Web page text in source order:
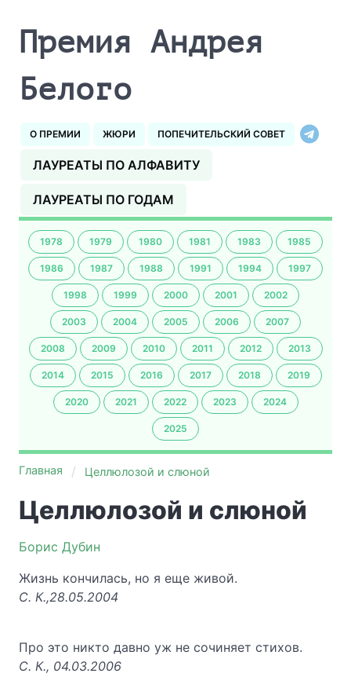
Премия Андрея
Белого
О ПРЕМИИ ЖЮРИ ПОПЕЧИТЕЛЬСКИЙ СОВЕТ
ЛАУРЕАТЫ ПО АЛФАВИТУ
ЛАУРЕАТЫ ПО ГОДАМ
1978 1979 1980 1981 1983 1985
1986 1987 1988 1991 1994 1997
1998 1999 2000 2001 2002
2003 2004 2005 2006 2007
2008 2009 2010 2011 2012 2013
2014 2015 2016 2017 2018 2019
2020 2021 2022 2023 2024
2025
Главная Целлюлозой и слюной
Целлюлозой и слюной
Борис Дубин
Жизнь кончилась, но я еще живой.
С. К.,28.05.2004
Про это никто давно уж не сочиняет стихов.
C. К., 04.03.2006